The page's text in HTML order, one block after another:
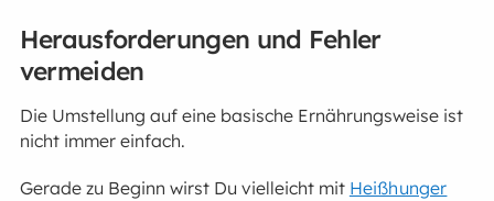
Herausforderungen und Fehler
vermeiden
Die Umstellung auf eine basische Ernährungsweise ist
nicht immer einfach.
Gerade zu Beginn wirst Du vielleicht mit Heißhunger